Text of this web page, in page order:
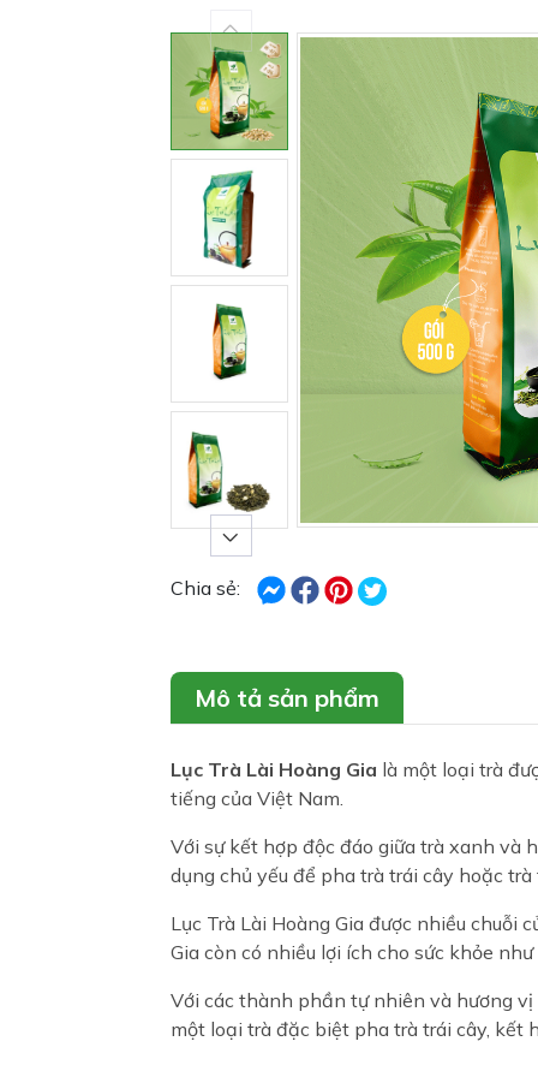
Chia sẻ:
Mô tả sản phẩm
Lục Trà Lài Hoàng Gia là một loại trà
tiếng của Việt Nam.
Với sự kết hợp độc đáo giữa trà xanh và
dụng chủ yếu để pha trà trái cây hoặc
Lục Trà Lài Hoàng Gia được nhiều chuỗi
Gia còn có nhiều lợi ích cho sức khỏe
Với các thành phần tự nhiên và hương
một loại trà đặc biệt pha trà trái cây, kết